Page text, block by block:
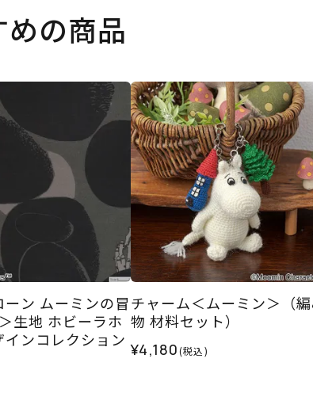
の商品
ーン ムーミンの冒
生地 ホビーラホ
インコレクション
チャーム＜ムーミン＞（
物 材料セット）
¥4,180(税込)